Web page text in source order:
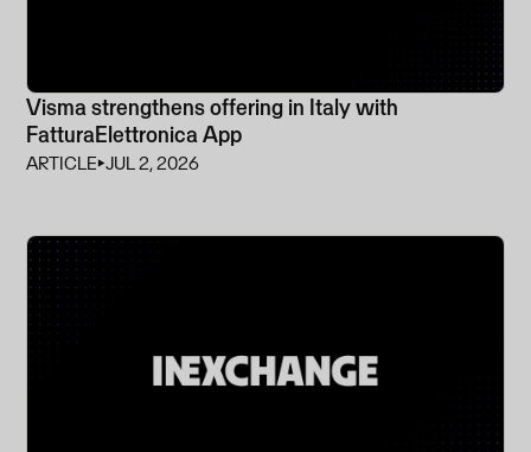
Visma strengthens offering in Italy with
FatturaElettronica App
ARTICLE⏵JUL 2, 2026